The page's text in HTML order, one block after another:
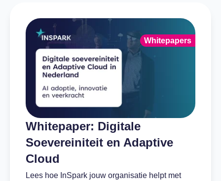
Whitepaper: Digitale
Soevereiniteit en Adaptive
Cloud
Lees hoe InSpark jouw organisatie helpt met
Whitepapers